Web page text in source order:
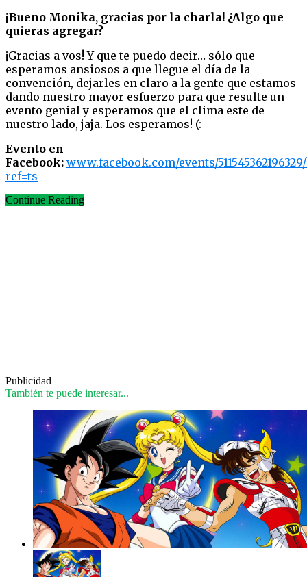
¡Bueno Monika, gracias por la charla! ¿Algo que
quieras agregar?
¡Gracias a vos! Y que te puedo decir… sólo que
esperamos ansiosos a que llegue el día de la
convención, dejarles en claro a la gente que estamos
dando nuestro mayor esfuerzo para que resulte un
evento genial y esperamos que el clima este de
nuestro lado, jaja. Los esperamos! (:
Evento en
Facebook: www.facebook.com/events/511545362196329/
ref=ts
Continue Reading
Publicidad
También te puede interesar...